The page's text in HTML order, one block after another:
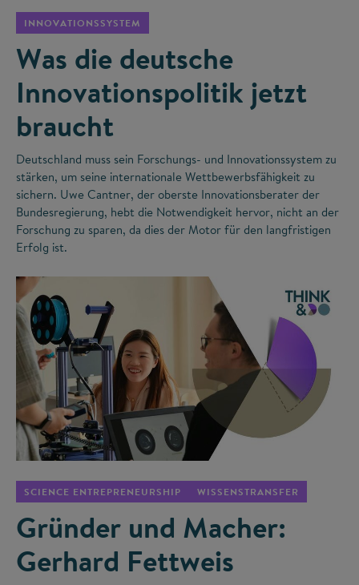
INNOVATIONSSYSTEM
Was die deutsche
Innovationspolitik jetzt
braucht
Deutschland muss sein Forschungs- und Innovationssystem zu
stärken, um seine internationale Wettbewerbsfähigkeit zu
sichern. Uwe Cantner, der oberste Innovationsberater der
Bundesregierung, hebt die Notwendigkeit hervor, nicht an der
Forschung zu sparen, da dies der Motor für den langfristigen
Erfolg ist.
SCIENCE ENTREPRENEURSHIP WISSENSTRANSFER
Gründer und Macher:
Gerhard Fettweis